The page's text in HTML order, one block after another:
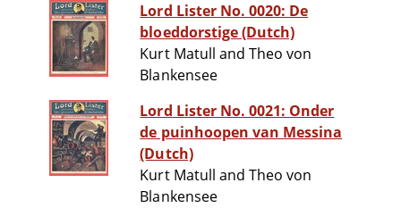
Lord Lister No. 0020: De
bloeddorstige (Dutch)
Kurt Matull and Theo von
Blankensee
Lord Lister No. 0021: Onder
de puinhoopen van Messina
(Dutch)
Kurt Matull and Theo von
Blankensee